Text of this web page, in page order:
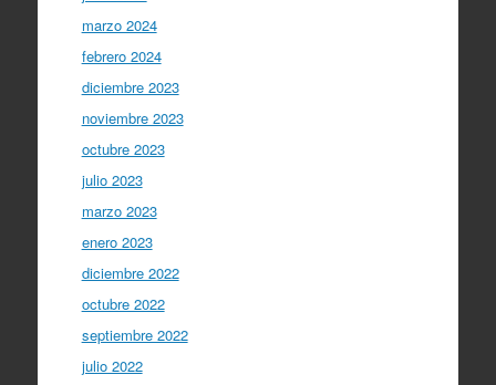
marzo 2024
febrero 2024
diciembre 2023
noviembre 2023
octubre 2023
julio 2023
marzo 2023
enero 2023
diciembre 2022
octubre 2022
septiembre 2022
julio 2022